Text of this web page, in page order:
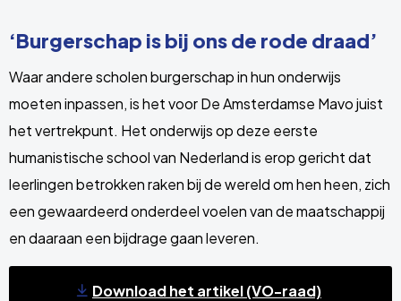
‘Burgerschap is bij ons de rode draad’
Waar andere scholen burgerschap in hun onderwijs
moeten inpassen, is het voor De Amsterdamse Mavo juist
het vertrekpunt. Het onderwijs op deze eerste
humanistische school van Nederland is erop gericht dat
leerlingen betrokken raken bij de wereld om hen heen, zich
een gewaardeerd onderdeel voelen van de maatschappij
en daaraan een bijdrage gaan leveren.
Download het artikel (VO-raad)